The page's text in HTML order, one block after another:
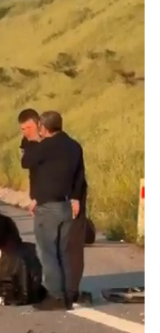
İzmir
Kars
Kastamonu
Kayseri
Kırklareli
Kırşehir
Kocaeli
Konya
Kütahya